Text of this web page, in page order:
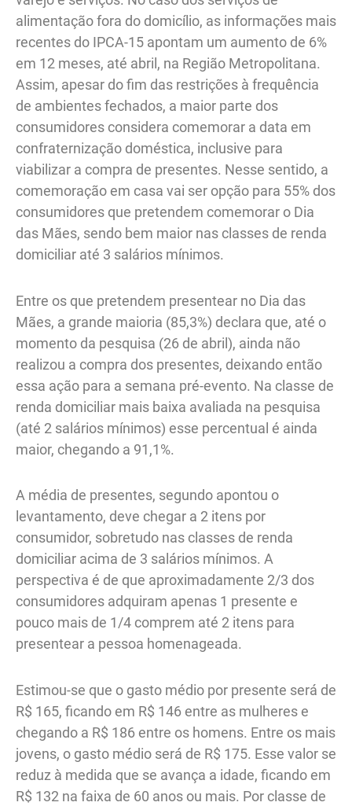
alimentação fora do domicílio, as informações mais
recentes do IPCA-15 apontam um aumento de 6%
em 12 meses, até abril, na Região Metropolitana.
Assim, apesar do fim das restrições à frequência
de ambientes fechados, a maior parte dos
consumidores considera comemorar a data em
confraternização doméstica, inclusive para
viabilizar a compra de presentes. Nesse sentido, a
comemoração em casa vai ser opção para 55% dos
consumidores que pretendem comemorar o Dia
das Mães, sendo bem maior nas classes de renda
domiciliar até 3 salários mínimos.
Entre os que pretendem presentear no Dia das
Mães, a grande maioria (85,3%) declara que, até o
momento da pesquisa (26 de abril), ainda não
realizou a compra dos presentes, deixando então
essa ação para a semana pré-evento. Na classe de
renda domiciliar mais baixa avaliada na pesquisa
(até 2 salários mínimos) esse percentual é ainda
maior, chegando a 91,1%.
A média de presentes, segundo apontou o
levantamento, deve chegar a 2 itens por
consumidor, sobretudo nas classes de renda
domiciliar acima de 3 salários mínimos. A
perspectiva é de que aproximadamente 2/3 dos
consumidores adquiram apenas 1 presente e
pouco mais de 1/4 comprem até 2 itens para
presentear a pessoa homenageada.
Estimou-se que o gasto médio por presente será de
R$ 165, ficando em R$ 146 entre as mulheres e
chegando a R$ 186 entre os homens. Entre os mais
jovens, o gasto médio será de R$ 175. Esse valor se
reduz à medida que se avança a idade, ficando em
R$ 132 na faixa de 60 anos ou mais. Por classe de